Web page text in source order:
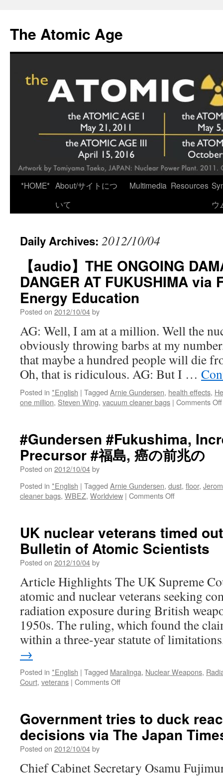
content
The Atomic Age
*HOME* About/サイトにつ
いて
Multimedia Resources
ウ
Daily Archives: 2012/10/04
【audio】THE ONGOING
DANGER AT FUKUSHIMA via
Energy Education
Posted on 2012/10/04by
AG: Well, I am at a million. Well the
obviously throwing barbs at my
that maybe a hundred people will die
Oh, that is ridiculous. AG: But I …
Posted in *English | Tagged Arnie Gundersen, health effects,
one million, Steven Wing, vacuum cleaner bags | Comments Off
#Gundersen #Fukushima,
Precursor #福島, 癌の前兆の
Posted on 2012/10/04by
Posted in *English | Tagged Arnie Gundersen, dust, floor,
cleaner bags, WBEZ, Worldview | Comments Offon
Cancer
Precursor
#
癌
の
前
兆
の
UK nuclear veterans timed
Bulletin of Atomic Scientists
Posted on 2012/10/04by
Article Highlights The UK Supreme
atomic and nuclear veterans seeking
radiation exposure during British
1950s. The ruling, which found the
within a three-year statute of
→
Posted in *English | Tagged Maralinga, Nuclear Weapons,
Court, veterans | Comments Offon
timed
out?
via
of
Government tries to duck
decisions via The Japan
Posted on 2012/10/04by
Chief Cabinet Secretary Osamu